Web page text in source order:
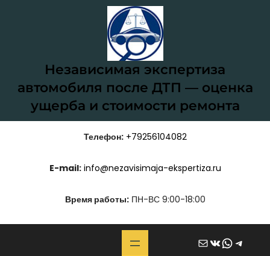
Независимая экспертиза
автомобиля после ДТП — оценка
ущерба и стоимости ремонта
Телефон: +79256104082
E-mail: info@nezavisimaja-ekspertiza.ru
Время работы:ПН-ВС 9:00-18:00
Почта ВКонтакте WhatsApp Telegram